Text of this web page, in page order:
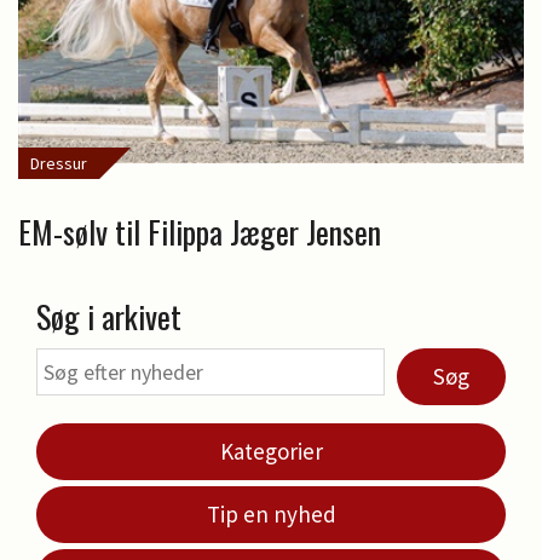
Dressur
EM-sølv til Filippa Jæger Jensen
Søg i arkivet
Søg
Kategorier
Tip en nyhed